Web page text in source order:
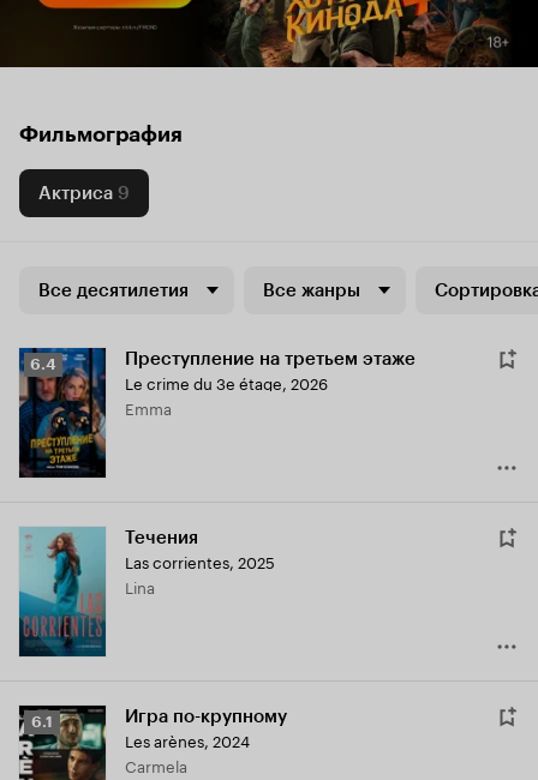
Фильмография
Актриса 9
Все десятилетия Все жанры
Рейтинг
Кинопоиска
6.4
6.4 Преступление на третьем этаже
Le crime du 3e étage, 2026
Emma
Течения
Las corrientes, 2025
Lina
Рейтинг
Кинопоиска
6.1
6.1 Игра по-крупному
Les arènes, 2024
Carmela